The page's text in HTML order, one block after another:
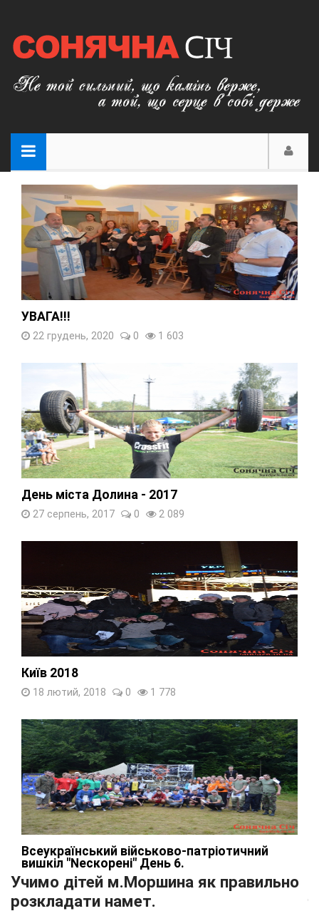
УВАГА!!!
22 грудень, 2020 0 1 603
День міста Долина - 2017
27 серпень, 2017 0 2 089
Київ 2018
18 лютий, 2018 0 1 778
Всеукраїнський військово-патріотичний
вишкіл "Nескорені" День 6.
16 липень, 2018 0 1 612
Учимо дітей м.Моршина як правильно
розкладати намет.